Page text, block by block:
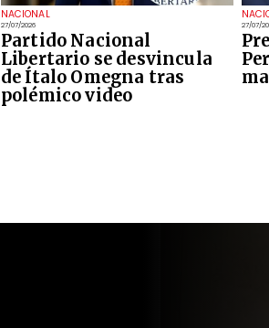
NACIONAL
27/07/2026
Partido Nacional
Libertario se desvincula
de Ítalo Omegna tras
polémico video
27/07/